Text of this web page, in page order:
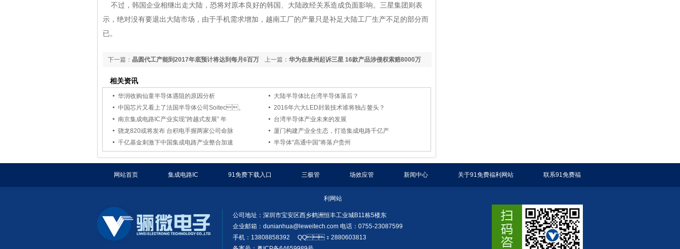
不过，韩国企业相继出走大陆，恐将对原本良好的韩国、大陆政经关系造成负面影响。三星集团则表
示，绝对没有要退出大陆市场，由于手机需求增加，越南工厂的产量只是补足大陆工厂生产不足的部分而
已。
上一篇： 华为在泉州起诉三星 16款产品涉侵权索赔8000万
下一篇： 晶圆代工产能到2017年底预计将达到每月6百万
相关资讯
华润收购仙童半导体遇阻的原因分析
大陆半导体比台湾半导体落后？
中国芯片又看上了法国半导体公司Soitec。
2016年六大LED封装技术谁将独占鳌头？
南京集成电路IC产业实现“跨越式发展” 年
台湾半导体产业未来的发展
骁龙820或将发布 台积电手握两家公司命脉
厦门构建产业全生态，打造集成电路千亿产
千亿基金刺激下中国集成电路产业整合加速
半导体“高通中国”将落户贵州
网站首页 集成电路IC 91免费下载入口 三极管 场效应管 新闻中心 关于91免费福利网站 联系91免费福
利网站
公司地址：深圳市宝安区西乡鹤洲恒丰工业城B11栋5楼东
企业邮箱： dunianhua@leweitech.com 电话：0755-23087599
手机：13808858392 QQ：2880603813